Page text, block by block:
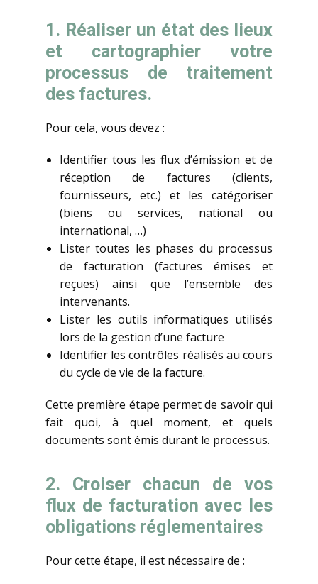
1. Réaliser un état des lieux
et cartographier votre
processus de traitement
des factures.
Pour cela, vous devez :
Identifier tous les flux d’émission et de
réception de factures (clients,
fournisseurs, etc.) et les catégoriser
(biens ou services, national ou
international, …)
Lister toutes les phases du processus
de facturation (factures émises et
reçues) ainsi que l’ensemble des
intervenants.
Lister les outils informatiques utilisés
lors de la gestion d’une facture
Identifier les contrôles réalisés au cours
du cycle de vie de la facture.
Cette première étape permet de savoir qui
fait quoi, à quel moment, et quels
documents sont émis durant le processus.
2. Croiser chacun de vos
flux de facturation avec les
obligations réglementaires
Pour cette étape, il est nécessaire de :